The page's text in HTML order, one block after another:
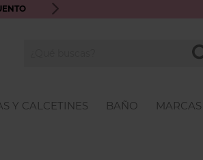
ENVÍO GRATIS A PARTIR DE 70€
Y CALCETINES BAÑO MARCAS